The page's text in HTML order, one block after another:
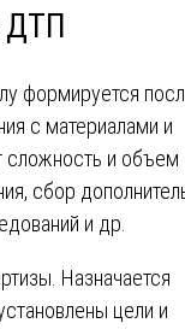
ДТП
формируется
с материалами и
сложность и объем
сбор
и др.
Назначается
цели и